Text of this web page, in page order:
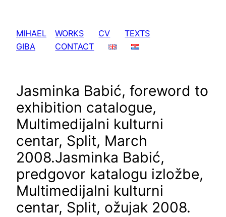
content
MIHAEL
GIBA
WORKS CV
TEXTS
CONTACT
Jasminka Babić, foreword to
exhibition catalogue,
Multimedijalni kulturni
centar, Split, March
2008.Jasminka Babić,
predgovor katalogu izložbe,
Multimedijalni kulturni
centar, Split, ožujak 2008.